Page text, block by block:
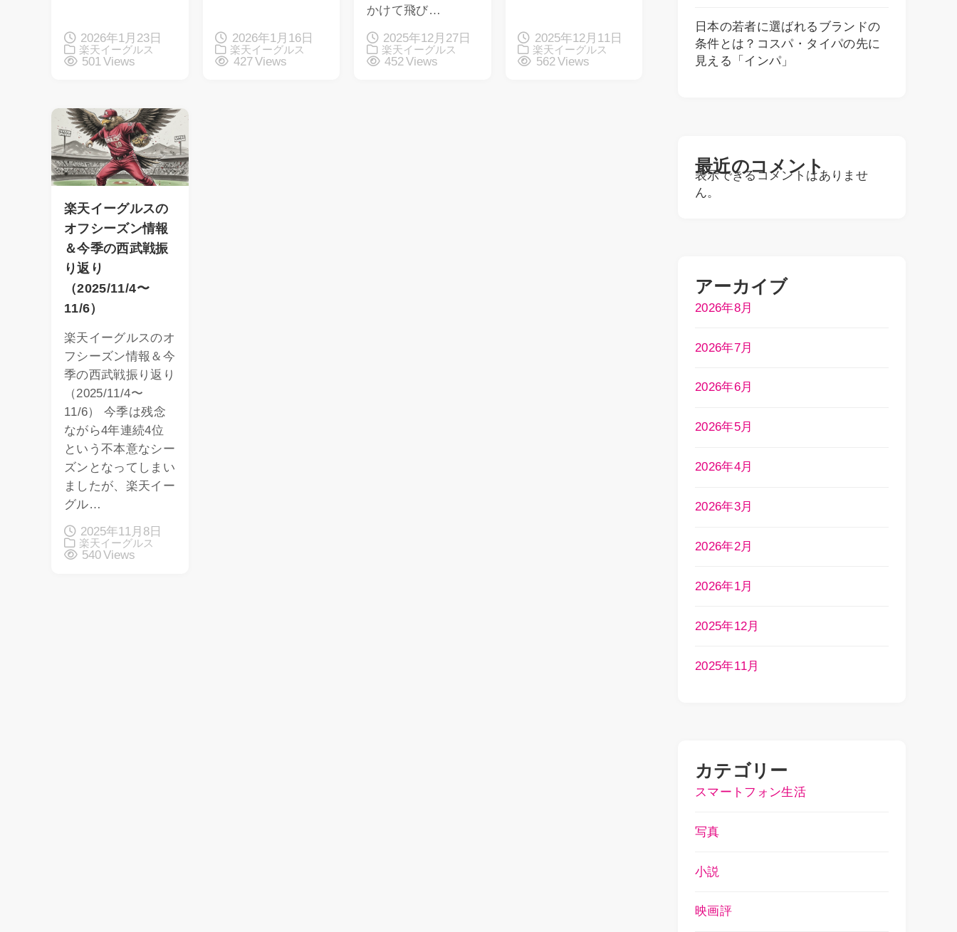
2026年1月23日
楽天イーグルス
501 Views
2026年1月16日
楽天イーグルス
427 Views
かけて飛び…
2025年12月27日
楽天イーグルス
452 Views
2025年12月11日
楽天イーグルス
562 Views
楽天イーグルスの
オフシーズン情報
＆今季の西武戦振
り返り
（2025/11/4〜
11/6）
楽天イーグルスのオ
フシーズン情報＆今
季の西武戦振り返り
（2025/11/4〜
11/6） 今季は残念
ながら4年連続4位
という不本意なシー
ズンとなってしまい
ましたが、楽天イー
グル…
2025年11月8日
楽天イーグルス
540 Views
日本の若者に選ばれるブランドの
条件とは？コスパ・タイパの先に
見える「インパ」
最近のコメント
表示できるコメントはありませ
ん。
アーカイブ
2026年8月
2026年7月
2026年6月
2026年5月
2026年4月
2026年3月
2026年2月
2026年1月
2025年12月
2025年11月
カテゴリー
スマートフォン生活
写真
小説
映画評